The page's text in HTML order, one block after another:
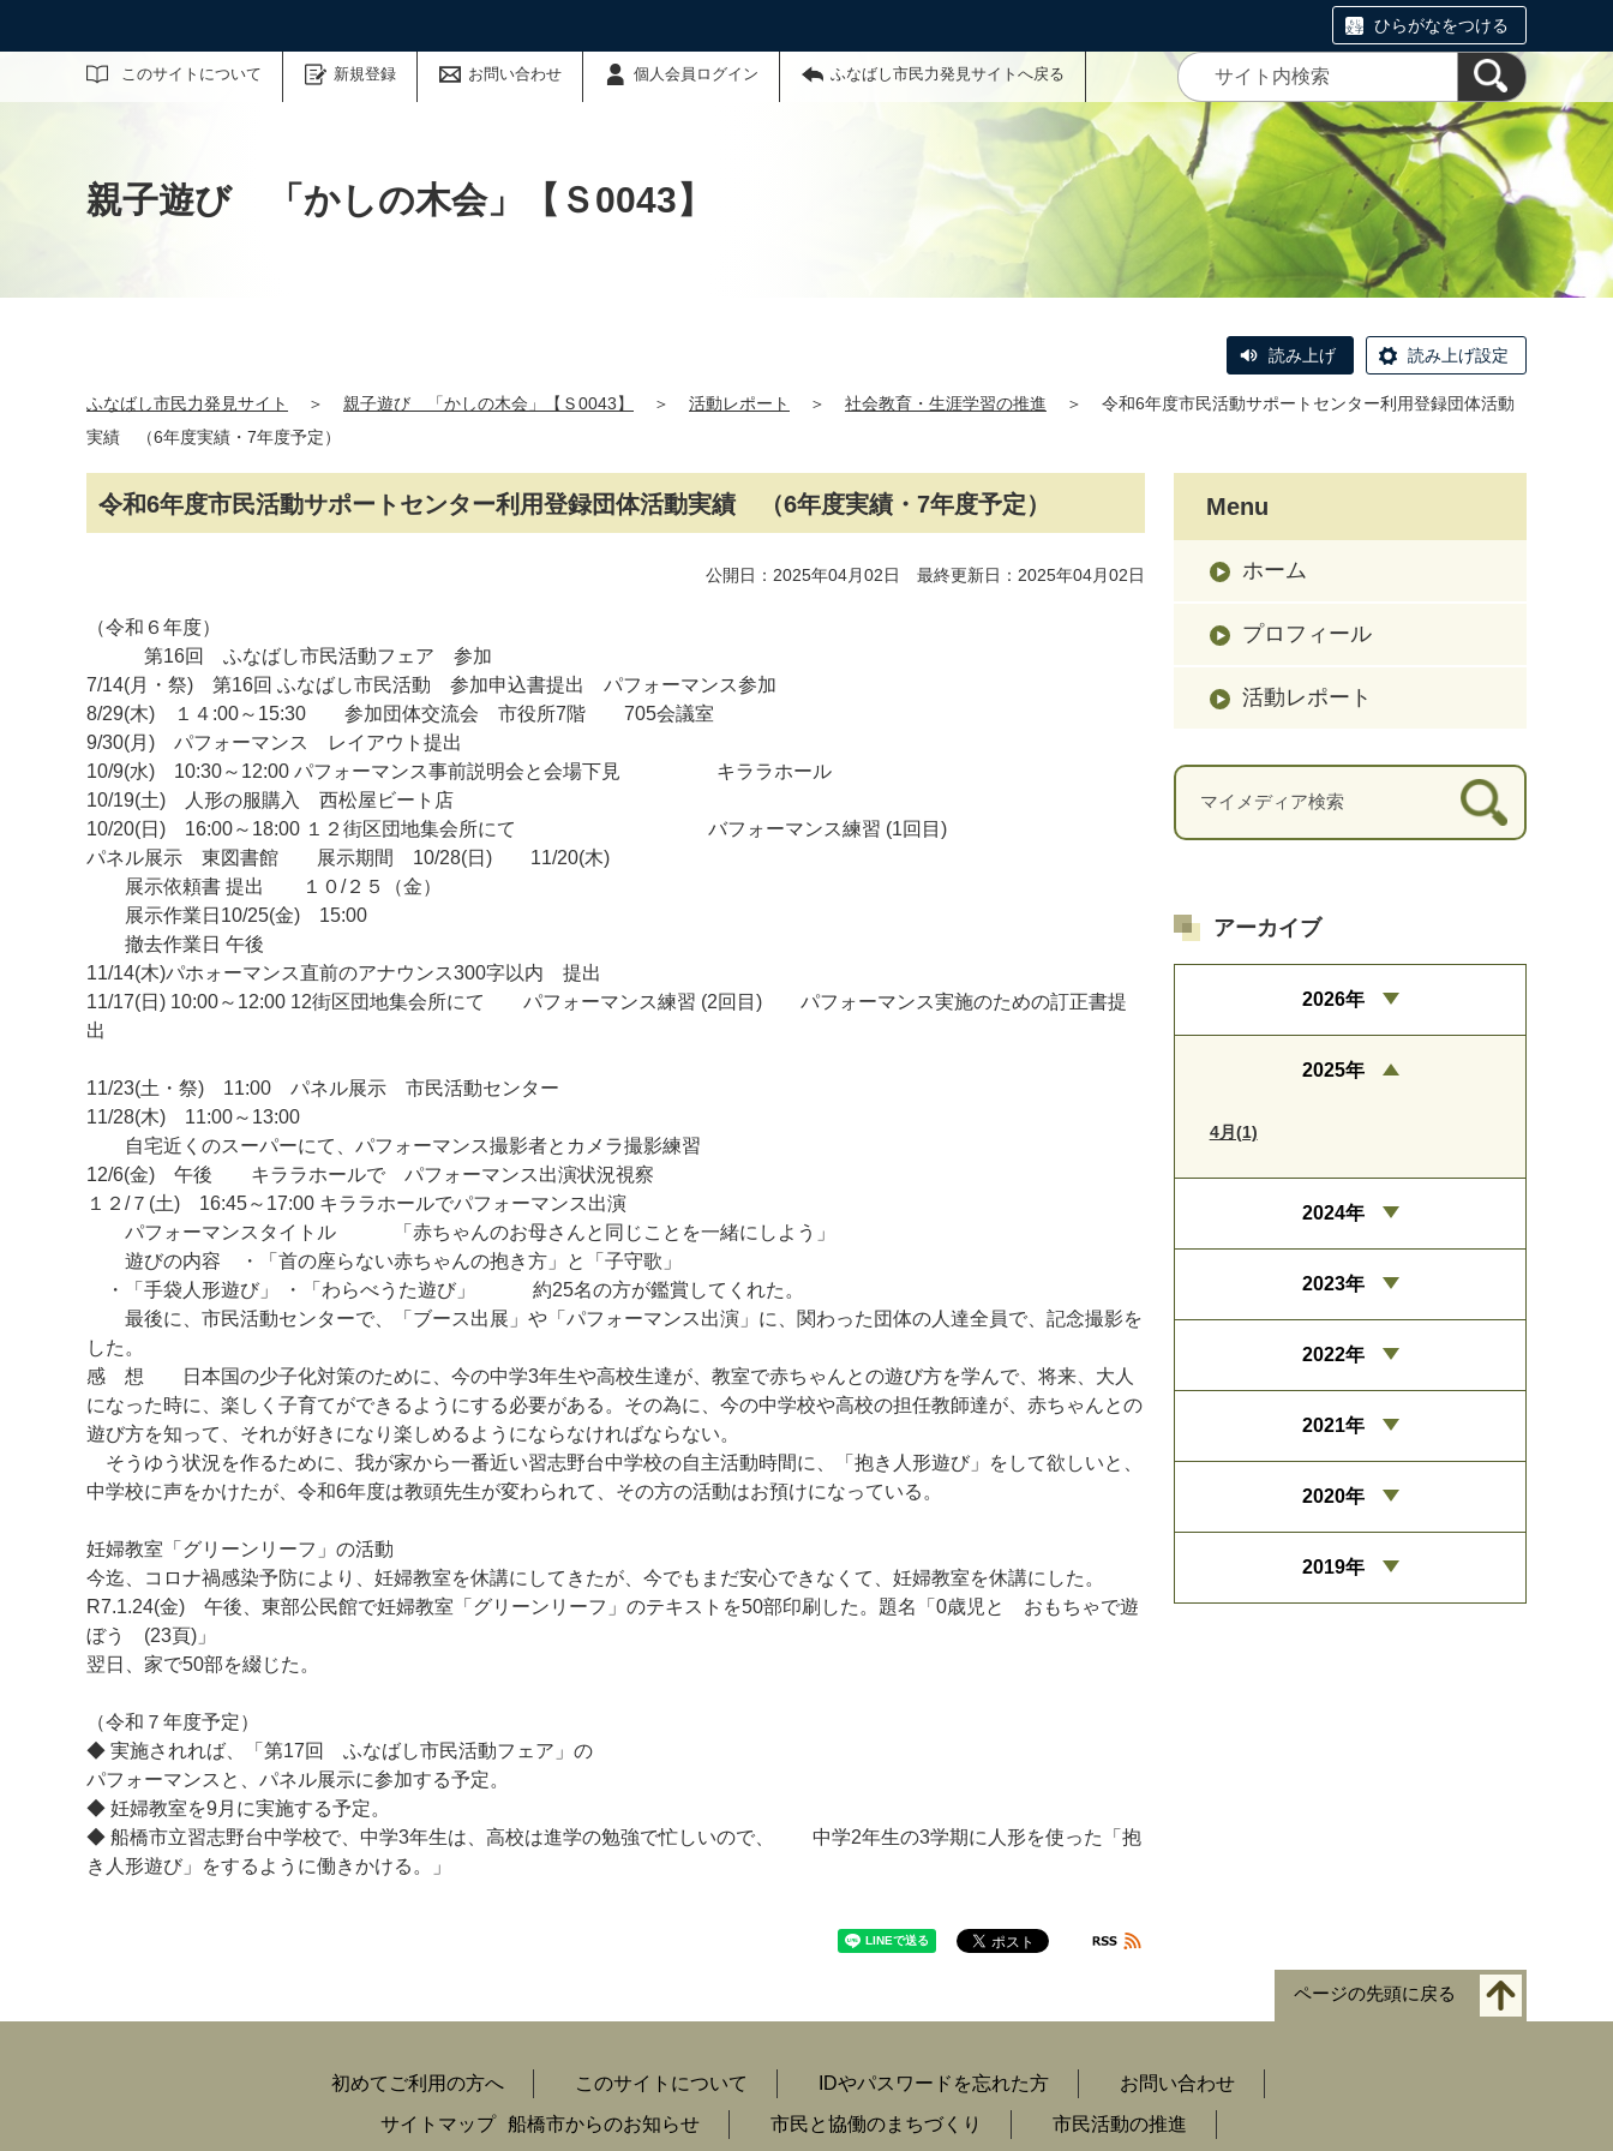
ひらがなをつける
このサイトについて 新規登録 お問い合わせ 個人会員ログイン ふなばし市民力発見サイトへ戻る
サイト内検索
親子遊び 「かしの木会」【Ｓ0043】
読み上げ 読み上げ設定
ふなばし市民力発見サイト ＞ 親子遊び 「かしの木会」【Ｓ0043】 ＞ 活動レポート ＞ 社会教育・生涯学習の推進 ＞
令和6年度市民活動サポートセンター利用登録団体活動
実績 （6年度実績・7年度予定）
令和6年度市民活動サポートセンター利用登録団体活動実績 （6年度実績・7年度予定）
公開日：2025年04月02日 最終更新日：2025年04月02日
（令和６年度）
第16回 ふなばし市民活動フェア 参加
7/14(月・祭) 第16回 ふなばし市民活動 参加申込書提出 パフォーマンス参加
8/29(木) １４:00～15:30 参加団体交流会 市役所7階 705会議室
9/30(月) パフォーマンス レイアウト提出
10/9(水) 10:30～12:00 パフォーマンス事前説明会と会場下見 キララホール
10/19(土) 人形の服購入 西松屋ビート店
10/20(日) 16:00～18:00 １２街区団地集会所にて バフォーマンス練習 (1回目)
パネル展示 東図書館 展示期間 10/28(日) 11/20(木)
展示依頼書 提出 １０/２５（金）
展示作業日10/25(金) 15:00
撤去作業日 午後
11/14(木)パホォーマンス直前のアナウンス300字以内 提出
11/17(日) 10:00～12:00 12街区団地集会所にて パフォーマンス練習 (2回目) パフォーマンス実施のための訂正書提
出
11/23(土・祭) 11:00 パネル展示 市民活動センター
11/28(木) 11:00～13:00
自宅近くのスーパーにて、パフォーマンス撮影者とカメラ撮影練習
12/6(金) 午後 キララホールで パフォーマンス出演状況視察
１２/７(土) 16:45～17:00 キララホールでパフォーマンス出演
パフォーマンスタイトル 「赤ちゃんのお母さんと同じことを一緒にしよう」
遊びの内容 ・「首の座らない赤ちゃんの抱き方」と「子守歌」
・「手袋人形遊び」 ・「わらべうた遊び」 約25名の方が鑑賞してくれた。
最後に、市民活動センターで、「ブース出展」や「パフォーマンス出演」に、関わった団体の人達全員で、記念撮影を
した。
感 想 日本国の少子化対策のために、今の中学3年生や高校生達が、教室で赤ちゃんとの遊び方を学んで、将来、大人
になった時に、楽しく子育てができるようにする必要がある。その為に、今の中学校や高校の担任教師達が、赤ちゃんとの
遊び方を知って、それが好きになり楽しめるようにならなければならない。
そうゆう状況を作るために、我が家から一番近い習志野台中学校の自主活動時間に、「抱き人形遊び」をして欲しいと、
中学校に声をかけたが、令和6年度は教頭先生が変わられて、その方の活動はお預けになっている。
妊婦教室「グリーンリーフ」の活動
今迄、コロナ禍感染予防により、妊婦教室を休講にしてきたが、今でもまだ安心できなくて、妊婦教室を休講にした。
R7.1.24(金) 午後、東部公民館で妊婦教室「グリーンリーフ」のテキストを50部印刷した。題名「0歳児と おもちゃで遊
ぼう (23頁)」
翌日、家で50部を綴じた。
（令和７年度予定）
◆ 実施されれば、「第17回 ふなばし市民活動フェア」の
パフォーマンスと、パネル展示に参加する予定。
◆ 妊婦教室を9月に実施する予定。
◆ 船橋市立習志野台中学校で、中学3年生は、高校は進学の勉強で忙しいので、 中学2年生の3学期に人形を使った「抱
き人形遊び」をするように働きかける。」
Menu
ホーム
プロフィール
活動レポート
マイメディア検索
アーカイブ
2026年
2025年
4月(1)
2024年
2023年
2022年
2021年
2020年
2019年
ページの先頭に戻る
初めてご利用の方へ このサイトについて IDやパスワードを忘れた方
お問い合わせ
サイトマップ
船橋市からのお知らせ 市民と協働のまちづくり 市民活動の推進